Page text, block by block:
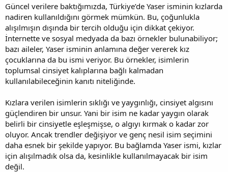
Güncel verilere baktığımızda, Türkiye’de Yaser isminin kızlarda
nadiren kullanıldığını görmek mümkün. Bu, çoğunlukla
alışılmışın dışında bir tercih olduğu için dikkat çekiyor.
İnternette ve sosyal medyada da bazı örnekler bulunabiliyor;
bazı aileler, Yaser isminin anlamına değer vererek kız
çocuklarına da bu ismi veriyor. Bu örnekler, isimlerin
toplumsal cinsiyet kalıplarına bağlı kalmadan
kullanılabileceğinin kanıtı niteliğinde.
Kızlara verilen isimlerin sıklığı ve yaygınlığı, cinsiyet algısını
güçlendiren bir unsur. Yani bir isim ne kadar yaygın olarak
belirli bir cinsiyetle eşleşmişse, o algıyı kırmak o kadar zor
oluyor. Ancak trendler değişiyor ve genç nesil isim seçimini
daha esnek bir şekilde yapıyor. Bu bağlamda Yaser ismi, kızlar
için alışılmadık olsa da, kesinlikle kullanılmayacak bir isim
değil.